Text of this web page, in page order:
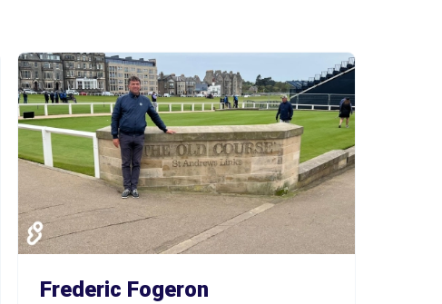
Frederic Fogeron